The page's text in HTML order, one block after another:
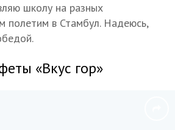
школу на разных
полетим в Стамбул. Надеюсь,
«Вкус гор»